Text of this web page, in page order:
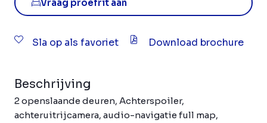
Vraag proefrit aan
Sla op als favoriet Download brochure
Beschrijving
2 openslaande deuren, Achterspoiler,
achteruitrijcamera, audio-navigatie full map,